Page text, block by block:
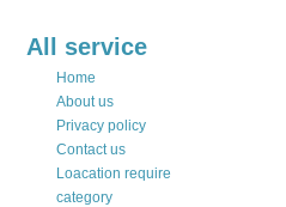
All service
Home
About us
Privacy policy
Contact us
Loacation require
category